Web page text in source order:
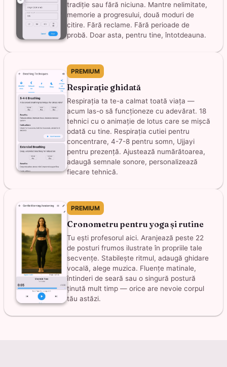
tradiție sau fără niciuna. Mantre nelimitate,
memorie a progresului, două moduri de
citire. Fără reclame. Fără perioade de
probă. Doar asta, pentru tine, întotdeauna.
PREMIUM
Respirație ghidată
Respirația ta te-a calmat toată viața —
acum las-o să funcționeze cu adevărat. 18
tehnici cu o animație de lotus care se mișcă
odată cu tine. Respirația cutiei pentru
concentrare, 4-7-8 pentru somn, Ujjayi
pentru prezență. Ajustează numărătoarea,
adaugă semnale sonore, personalizează
fiecare tehnică.
PREMIUM
Cronometru pentru yoga și rutine
Tu ești profesorul aici. Aranjează peste 22
de posturi frumos ilustrate în propriile tale
secvențe. Stabilește ritmul, adaugă ghidare
vocală, alege muzica. Fluențe matinale,
întinderi de seară sau o singură postură
ținută mult timp — orice are nevoie corpul
tău astăzi.